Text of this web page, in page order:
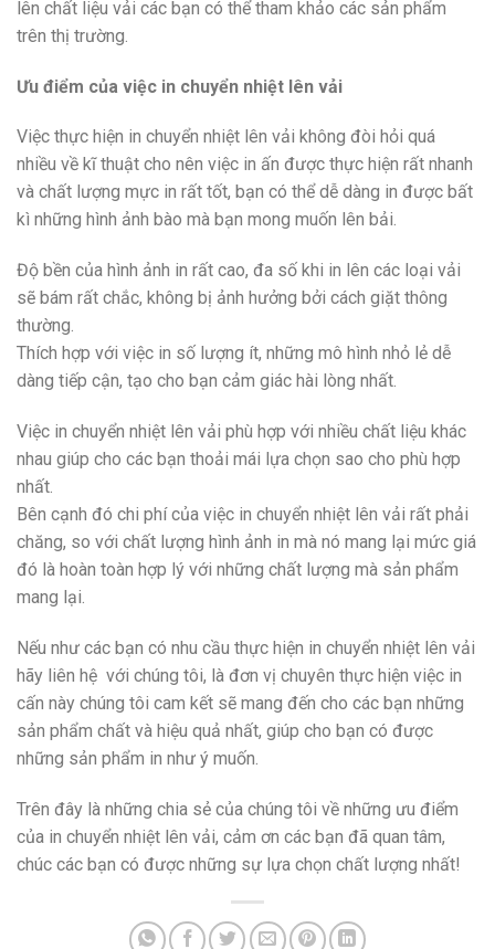
lên chất liệu vải các bạn có thể tham khảo các sản phẩm
trên thị trường.
Ưu điểm của việc in chuyển nhiệt lên vải
Việc thực hiện in chuyển nhiệt lên vải không đòi hỏi quá
nhiều về kĩ thuật cho nên việc in ấn được thực hiện rất nhanh
và chất lượng mực in rất tốt, bạn có thể dễ dàng in được bất
kì những hình ảnh bào mà bạn mong muốn lên bải.
Độ bền của hình ảnh in rất cao, đa số khi in lên các loại vải
sẽ bám rất chắc, không bị ảnh hưởng bởi cách giặt thông
thường.
Thích hợp với việc in số lượng ít, những mô hình nhỏ lẻ dễ
dàng tiếp cận, tạo cho bạn cảm giác hài lòng nhất.
Việc in chuyển nhiệt lên vải phù hợp với nhiều chất liệu khác
nhau giúp cho các bạn thoải mái lựa chọn sao cho phù hợp
nhất.
Bên cạnh đó chi phí của việc in chuyển nhiệt lên vải rất phải
chăng, so với chất lượng hình ảnh in mà nó mang lại mức giá
đó là hoàn toàn hợp lý với những chất lượng mà sản phẩm
mang lại.
Nếu như các bạn có nhu cầu thực hiện in chuyển nhiệt lên vải
hãy liên hệ với chúng tôi, là đơn vị chuyên thực hiện việc in
cấn này chúng tôi cam kết sẽ mang đến cho các bạn những
sản phẩm chất và hiệu quả nhất, giúp cho bạn có được
những sản phẩm in như ý muốn.
Trên đây là những chia sẻ của chúng tôi về những ưu điểm
của in chuyển nhiệt lên vải, cảm ơn các bạn đã quan tâm,
chúc các bạn có được những sự lựa chọn chất lượng nhất!